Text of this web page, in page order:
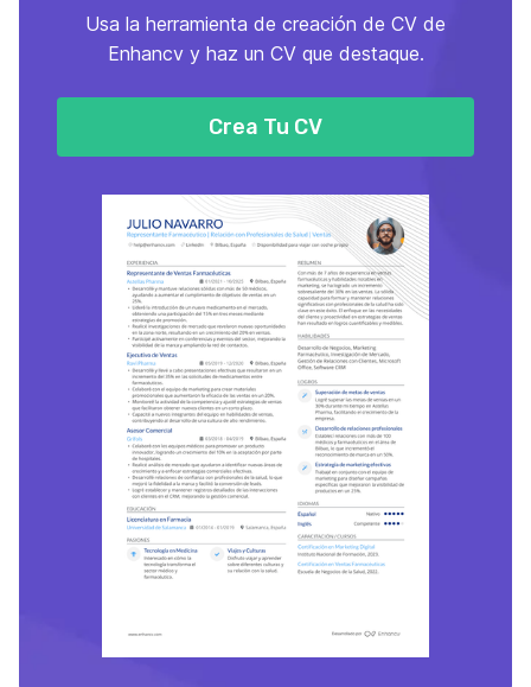
Usa la herramienta de creación de CV de
Enhancv y haz un CV que destaque.
Crea Tu CV